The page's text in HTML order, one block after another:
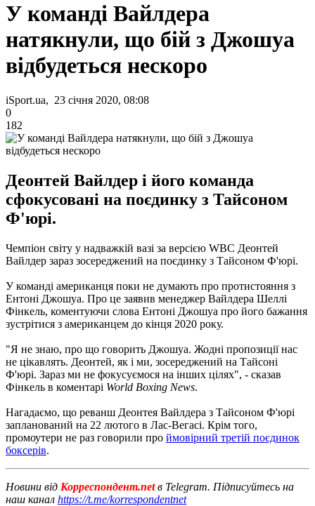
У команді Вайлдера
натякнули, що бій з Джошуа
відбудеться нескоро
iSport.ua, 23 січня 2020, 08:08
0
182
Деонтей Вайлдер і його команда
сфокусовані на поєдинку з Тайсоном
Ф'юрі.
Чемпіон світу у надважкій вазі за версією WBC Деонтей
Вайлдер зараз зосереджений на поєдинку з Тайсоном Ф'юрі.
У команді американця поки не думають про протистояння з
Ентоні Джошуа. Про це заявив менеджер Вайлдера Шеллі
Фінкель, коментуючи слова Ентоні Джошуа про його бажання
зустрітися з американцем до кінця 2020 року.
"Я не знаю, про що говорить Джошуа. Жодні пропозиції нас
не цікавлять. Деонтей, як і ми, зосереджений на Тайсоні
Ф'юрі. Зараз ми не фокусуємося на інших цілях", - сказав
Фінкель в коментарі World Boxing News.
Нагадаємо, що реванш Деонтея Вайлдера з Тайсоном Ф'юрі
запланований на 22 лютого в Лас-Вегасі. Крім того,
промоутери не раз говорили про ймовірний третій поєдинок
боксерів.
Новини від Корреспондент.netв Telegram. Підписуйтесь на
наш канал https://t.me/korrespondentnet